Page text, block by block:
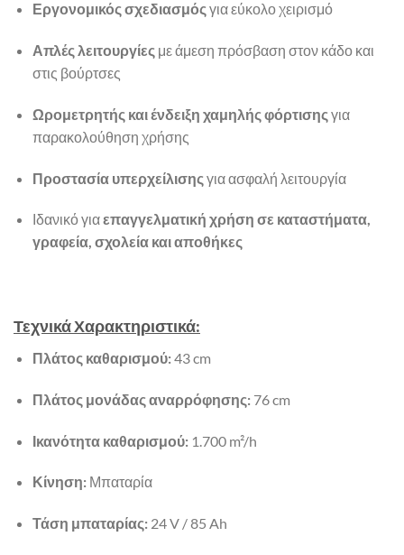
Εργονομικός σχεδιασμός για εύκολο χειρισμό
Απλές λειτουργίες με άμεση πρόσβαση στον κάδο και
στις βούρτσες
Ωρομετρητής και ένδειξη χαμηλής φόρτισης για
παρακολούθηση χρήσης
Προστασία υπερχείλισης για ασφαλή λειτουργία
Ιδανικό γιαεπαγγελματική χρήση σε καταστήματα,
γραφεία, σχολεία και αποθήκες
Τεχνικά Χαρακτηριστικά:
Πλάτος καθαρισμού:43 cm
Πλάτος μονάδας αναρρόφησης:76 cm
Ικανότητα καθαρισμού:1.700 m²/h
Κίνηση:Μπαταρία
Τάση μπαταρίας:24 V / 85 Ah